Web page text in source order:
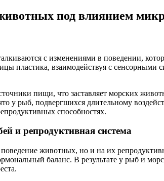
под влиянием
с изменениями в поведении,
пластика, взаимодействуя с сенсорными
пищи, что заставляет морских
у рыб, подвергшихся длительному
способностях.
и репродуктивная система
животных, но и на их
баланс. В результате у рыб и